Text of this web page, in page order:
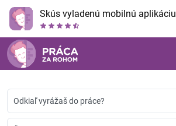
Skús vyladenú mobilnú aplikáciu
Odkiaľ vyrážaš do práce?